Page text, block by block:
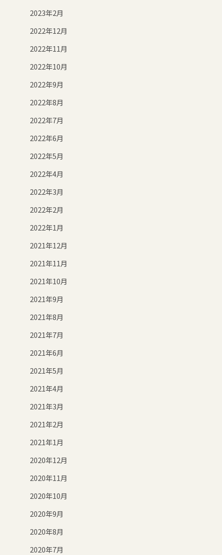
2023年2月
2022年12月
2022年11月
2022年10月
2022年9月
2022年8月
2022年7月
2022年6月
2022年5月
2022年4月
2022年3月
2022年2月
2022年1月
2021年12月
2021年11月
2021年10月
2021年9月
2021年8月
2021年7月
2021年6月
2021年5月
2021年4月
2021年3月
2021年2月
2021年1月
2020年12月
2020年11月
2020年10月
2020年9月
2020年8月
2020年7月